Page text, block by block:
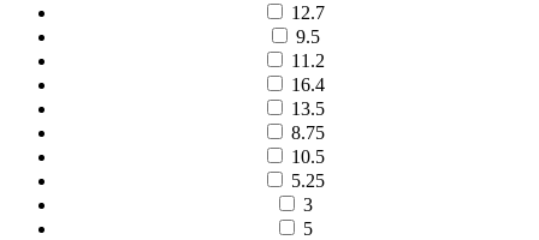
12.7
9.5
11.2
16.4
13.5
8.75
10.5
5.25
3
5